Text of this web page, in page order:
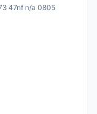
47nf n/a 0805